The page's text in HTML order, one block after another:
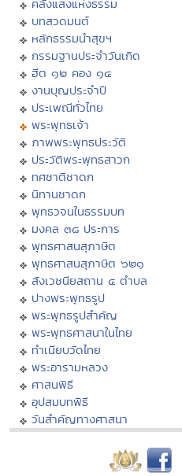
คลังแสงแห่งธรรม
บทสวดมนต์
หลักธรรมนำสุขฯ
กรรมฐานประจำวันเกิด
ฮีต ๑๒ คอง ๑๔
งานบุญประจำปี
ประเพณีทั่วไทย
พระพุทธเจ้า
ภาพพระพุทธประวัติ
ประวัติพระพุทธสาวก
ทศชาติชาดก
นิทานชาดก
พุทธวจนในธรรมบท
มงคล ๓๘ ประการ
พุทธศาสนสุภาษิต
พุทธศาสนสุภาษิต ๖๒๑
สังเวชนียสถาน ๔ ตำบล
ปางพระพุทธรูป
พระพุทธรูปสำคัญ
พระพุทธศาสนาในไทย
ทำเนียบวัดไทย
พระอารามหลวง
ศาสนพิธี
อุปสมบทพิธี
วันสำคัญทางศาสนา